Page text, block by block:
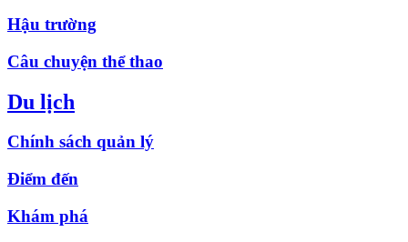
Hậu trường
Câu chuyện thể thao
Du lịch
Chính sách quản lý
Điểm đến
Khám phá